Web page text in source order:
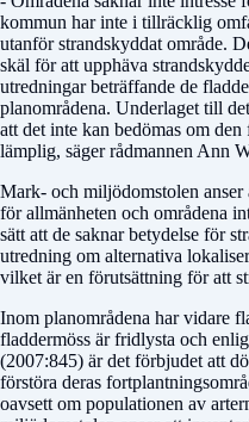
kommun har inte i tillräcklig
utanför strandskyddat område.
skäl för att upphäva
utredningar beträffande de
planområdena. Underlaget till
att det inte kan bedömas om
lämplig, säger rådmannen Ann
Mark- och miljödomstolen
för allmänheten och områdena
sätt att de saknar betydelse för
utredning om alternativa
vilket är en förutsättning för att
Inom planområdena har vidare
fladdermöss är fridlysta och
(2007:845) är det förbjudet att
förstöra deras
oavsett om populationen av